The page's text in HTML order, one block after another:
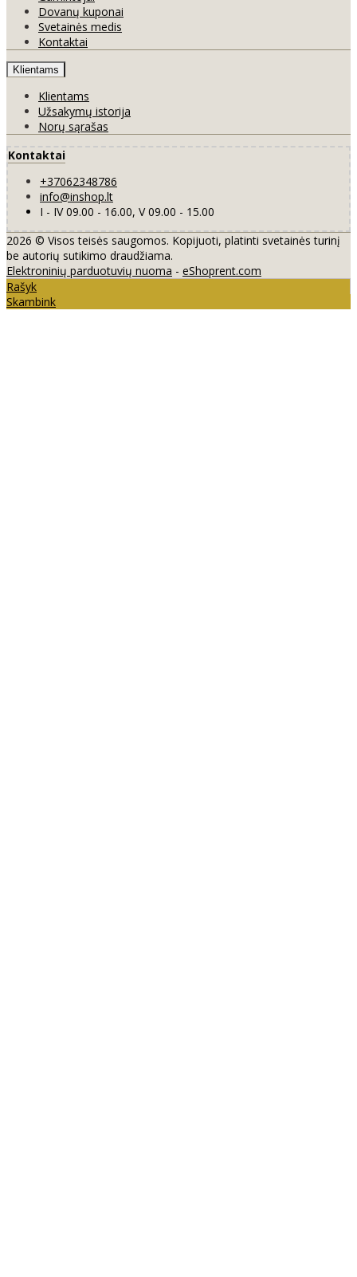
Dovanų kuponai
Svetainės medis
Kontaktai
Klientams
Klientams
Užsakymų istorija
Norų sąrašas
Kontaktai
+37062348786
info@inshop.lt
I - IV 09.00 - 16.00, V 09.00 - 15.00
2026 © Visos teisės saugomos. Kopijuoti, platinti svetainės turinį
be autorių sutikimo draudžiama.
Elektroninių parduotuvių nuoma - eShoprent.com
Rašyk
Skambink